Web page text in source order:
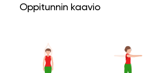
Oppitunnin kaavio